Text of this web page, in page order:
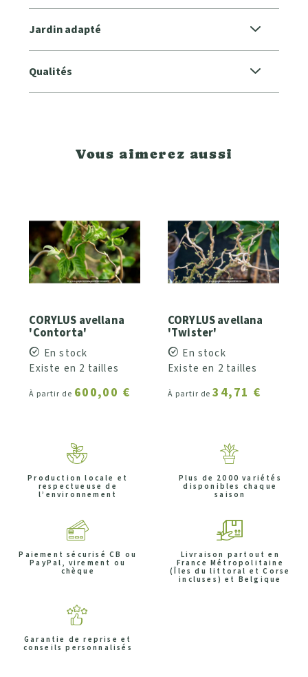
Jardin adapté
Qualités
Vous aimerez aussi
CORYLUS avellana
'Contorta'
En stock
Existe en 2 tailles
À partir de 600,00 €
CORYLUS avellana
'Twister'
En stock
Existe en 2 tailles
À partir de34,71 €
Production locale et
respectueuse de
l’environnement
Plus de 2000 variétés
disponibles chaque
saison
Paiement sécurisé CB ou
PayPal, virement ou
chèque
Livraison partout en
France Métropolitaine
(Îles du littoral et Corse
incluses) et Belgique
Garantie de reprise et
conseils personnalisés